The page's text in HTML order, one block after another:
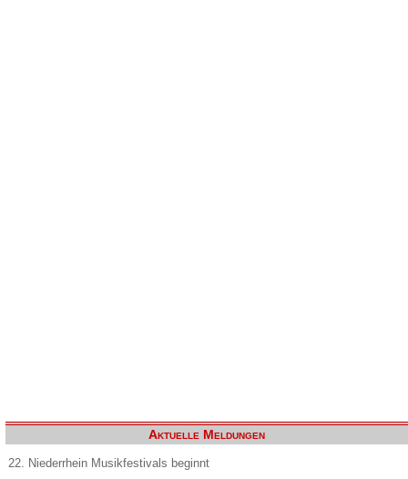
Aktuelle Meldungen
22. Niederrhein Musikfestivals beginnt